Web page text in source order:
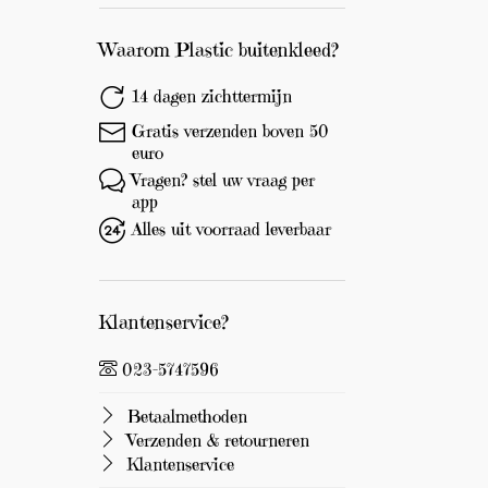
Afbeelding vergroten
Waarom Plastic buitenkleed?
14 dagen zichttermijn
Gratis verzenden boven 50
euro
Vragen? stel uw vraag per
app
Alles uit voorraad leverbaar
Klantenservice?
023-5747596
Betaalmethoden
Verzenden & retourneren
Klantenservice